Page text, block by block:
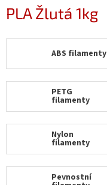
díly
ceny
PLA Žlutá 1kg
ABS filamenty
PETG
filamenty
Nylon
filamenty
Pevnostní